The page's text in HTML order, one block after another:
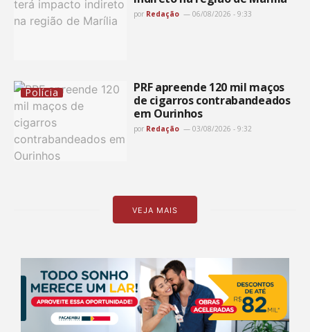
por Redação 06/08/2026 - 9:33
Polícia
PRF apreende 120 mil maços
de cigarros contrabandeados
em Ourinhos
por Redação 03/08/2026 - 9:32
VEJA MAIS